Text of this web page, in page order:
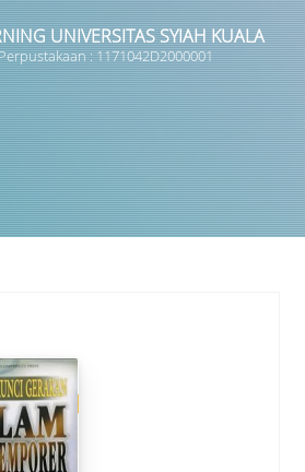
UNIVERSITAS SYIAH KUALA
: 1171042D2000001